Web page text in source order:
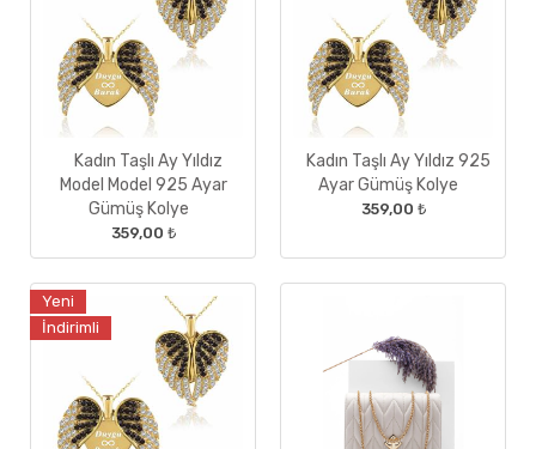
Kadın Taşlı Ay Yıldız
Model Model 925 Ayar
Gümüş Kolye
359,00 ₺
Kadın Taşlı Ay Yıldız 925
Ayar Gümüş Kolye
359,00 ₺
Yeni
İndirimli